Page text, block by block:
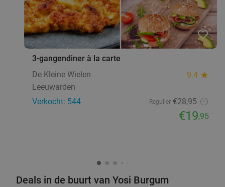
favorite_border
3-gangendiner à la carte
De Kleine Wielen
9.4 star
Leeuwarden
Verkocht: 544
Regulier €28,95
€19,95
Deals in de buurt van Yosi Burgum